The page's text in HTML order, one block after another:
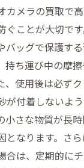
カメラの買取で
ぐことが大切で
バッグで保護す
持ち運び中の摩
、使用後は必ずク
が付着しないよ
小さな物質が長
となります。さ
合は、定期的に